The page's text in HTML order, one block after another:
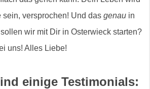
sein, versprochen! Und das genau in
wir mit Dir in Osterwieck starten?
uns! Alles Liebe!
einige Testimonials: